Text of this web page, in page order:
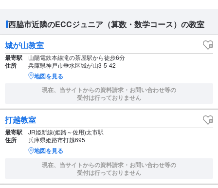
西脇市近隣のECCジュニア（算数・数学コース）の教室
城が山教室
最寄駅 山陽電鉄本線滝の茶屋駅から徒歩6分
住所 兵庫県神戸市垂水区城が山3-5-42
地図を見る
現在、当サイトからの資料請求・お問い合わせ等の
受付は行っておりません
打越教室
最寄駅 JR姫新線(姫路～佐用)太市駅
住所 兵庫県姫路市打越695
地図を見る
現在、当サイトからの資料請求・お問い合わせ等の
受付は行っておりません